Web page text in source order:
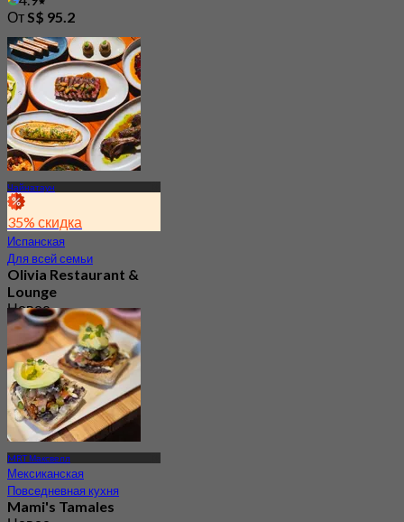
ОтS$ 95.2
Чайнатаун
35% скидка
Испанская
Для всей семьи
Olivia Restaurant &
Lounge
Новое
4.2
ОтS$ 87.5
MRT Максвелл
Мексиканская
Повседневная кухня
Mami's Tamales